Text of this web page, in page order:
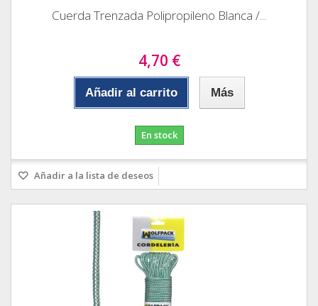
Cuerda Trenzada Polipropileno Blanca /...
4,70 €
Añadir al carrito Más
En stock
Añadir a la lista de deseos